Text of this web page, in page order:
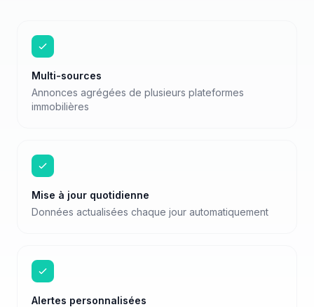
Multi-sources
Annonces agrégées de plusieurs plateformes
immobilières
Mise à jour quotidienne
Données actualisées chaque jour automatiquement
Alertes personnalisées